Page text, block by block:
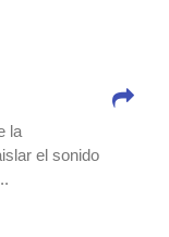
la
el sonido